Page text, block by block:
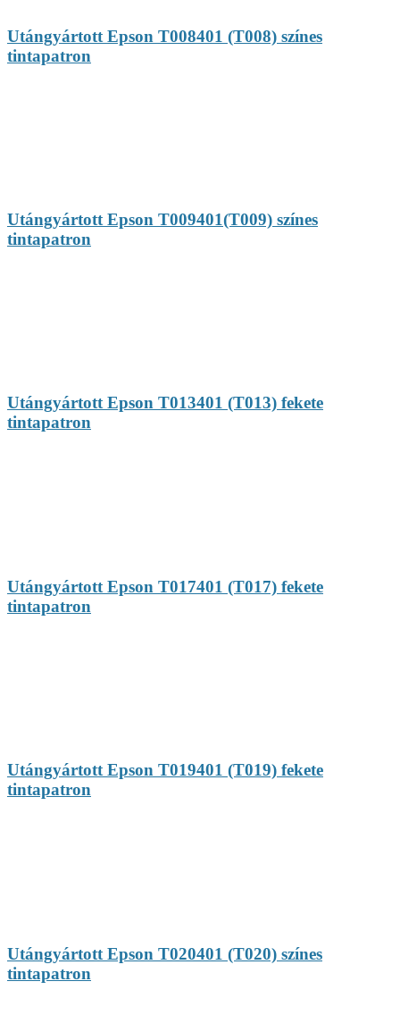
Utángyártott Epson T008401 (T008) színes
tintapatron
Utángyártott Epson T009401(T009) színes
tintapatron
Utángyártott Epson T013401 (T013) fekete
tintapatron
Utángyártott Epson T017401 (T017) fekete
tintapatron
Utángyártott Epson T019401 (T019) fekete
tintapatron
Utángyártott Epson T020401 (T020) színes
tintapatron